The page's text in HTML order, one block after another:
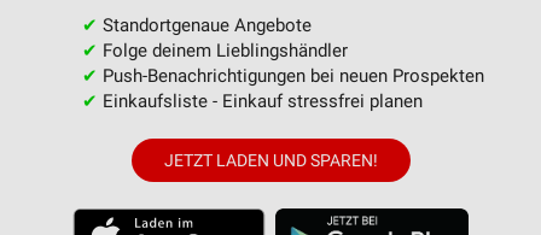
✔ Standortgenaue Angebote
✔ Folge deinem Lieblingshändler
✔ Push-Benachrichtigungen bei neuen Prospekten
✔ Einkaufsliste - Einkauf stressfrei planen
JETZT LADEN UND SPAREN!